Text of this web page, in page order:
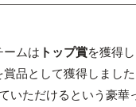
ームは トップ賞を獲得
賞品として獲得しました
いただけるという豪